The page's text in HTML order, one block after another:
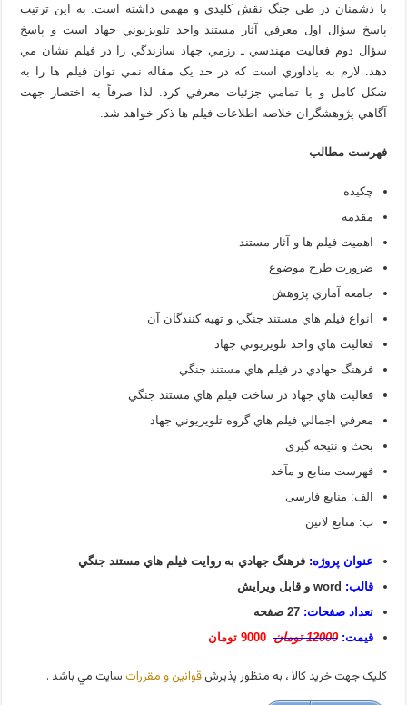
با دشمنان در طي جنگ نقش کليدي و مهمي داشته است. به اين ترتيب
پاسخ سؤال اول معرفي آثار مستند واحد تلويزيوني جهاد است و پاسخ
سؤال دوم فعاليت مهندسي ـ رزمي جهاد سازندگي را در فيلم نشان مي
دهد. لازم به يادآوري است که در حد يک مقاله نمي توان فيلم ها را به
شکل کامل و با تمامي جزئيات معرفي کرد. لذا صرفاً به اختصار جهت
آگاهي پژوهشگران خلاصه اطلاعات فيلم ها ذکر خواهد شد.
فهرست مطالب
چكيده
مقدمه
اهميت فيلم ها و آثار مستند
ضرورت طرح موضوع
جامعه آماري پژوهش
انواع فيلم هاي مستند جنگي و تهيه کنندگان آن
فعاليت هاي واحد تلويزيوني جهاد
فرهنگ جهادي در فيلم هاي مستند جنگي
فعاليت هاي جهاد در ساخت فيلم هاي مستند جنگي
معرفي اجمالي فيلم هاي گروه تلويزيوني جهاد
بحث و نتیجه گیری
فهرست منابع و مآخذ
الف: منابع فارسی
ب: منابع لاتین
عنوان پروژه:فرهنگ جهادي به روايت فيلم هاي مستند جنگي
قالب:
تعداد صفحات: 27 صفحه
قیمت:12000 تومان 9000 تومان
کليک جهت خريد کالا ، به منظور پذيرشقوانين و مقررات سايت مي باشد .